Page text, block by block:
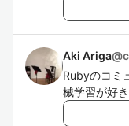
Aki Ariga@
Rubyのコミ
械学習が好